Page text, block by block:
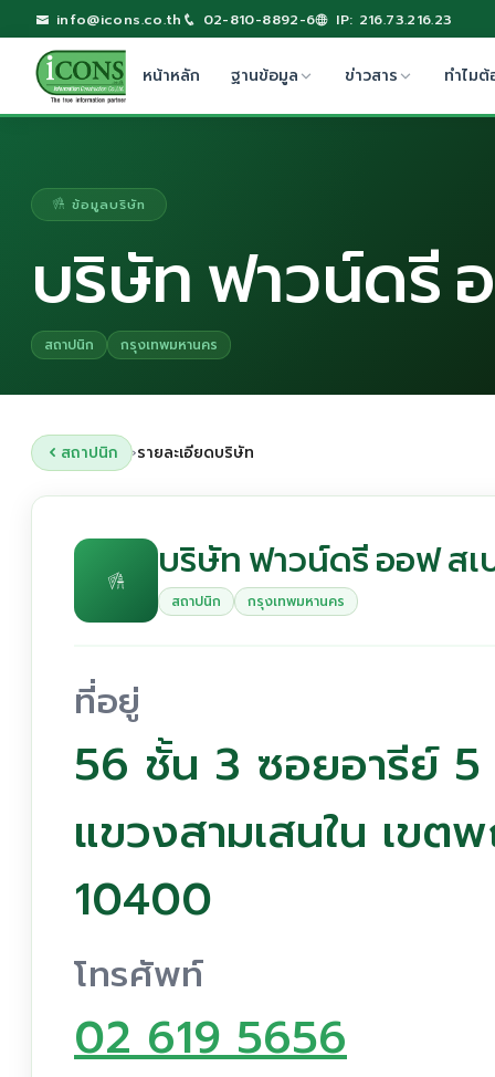
info@icons.co.th 02-810-8892-6 IP: 216.73.216.23
หน้าหลัก ฐานข้อมูล ข่าวสาร ทำไมต้
ข้อมูลบริษัท
บริษัท ฟาวน์ดรี
สถาปนิก กรุงเทพมหานคร
สถาปนิก ›รายละเอียดบริษัท
บริษัท ฟาวน์ดรี ออฟ สเ
สถาปนิก กรุงเทพมหานคร
ที่อยู่
56 ชั้น 3 ซอยอารีย์
แขวงสามเสนใน เขต
10400
โทรศัพท์
02 619 5656